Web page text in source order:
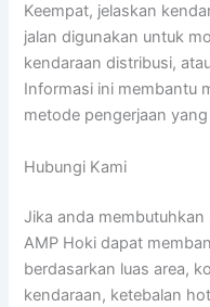
Keempat, jelaskan
jalan digunakan untuk
kendaraan distribusi,
Informasi ini membantu
metode pengerjaan
Hubungi Kami
Jika anda
AMP Hoki dapat
berdasarkan luas area,
kendaraan, ketebalan